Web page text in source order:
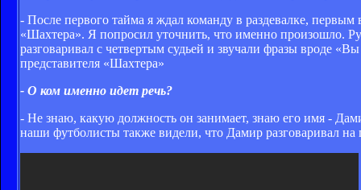
- После первого тайма я ждал команду в раздевалке,
«Шахтера». Я попросил уточнить, что именно произошло.
разговаривал с четвертым судьей и звучали фразы вроде
представителя «Шахтера»
- О ком именно идет речь?
- Не знаю, какую должность он занимает, знаю его имя -
наши футболисты также видели, что Дамир разговаривал